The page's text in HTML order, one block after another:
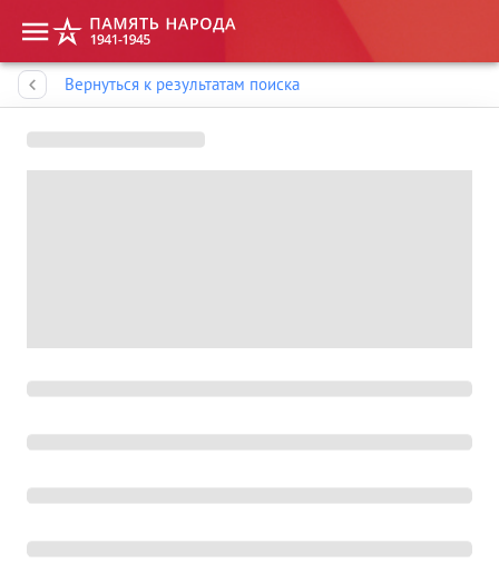
Вернуться к результатам поиска
Память народа